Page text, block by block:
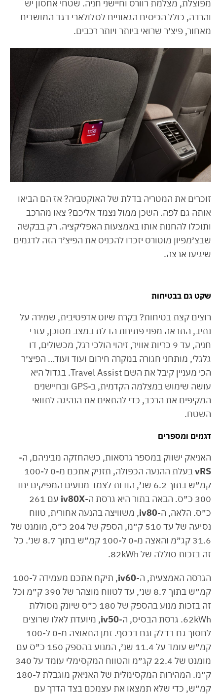
מפוצלת, מצלמת רוורס וחיישני חניה. שטחי אחסון יש
והרבה, כולל הכיסים הגאוניים לסלולארי בגב המושבים
מאחור, פיצ׳ר שרואי ביותר ויותר רכבים.
זוכרים את המטריה בדלת של האוקטביה? אז הם הביאו
אותה גם לפה. השכן ממול נצמד אליכם? צאו מהרכב
ותוכלו להחנות אותו באמצעות האפליקציה. רק בבקשה
שבצ׳מפיון מוטורס יזכרו להכניס את הפיצ׳ר הזה לדגמים
שיגיעו ארצה.
שקט גם בבטיחות
רוצים קצת בטיחות? בקרת שיוט אדפטיבית, שמירה על
נתיב, התראה מפני פתיחת הדלת במצב מסוכן, עזרי
חניה, עד 9 כריות אוויר, זיהוי הולכי רגל, מכשולים, דו
גלגלי, מותחני חגורה במקרה חירום ועוד ועוד… הפיצ׳ר
הכי מעניין קיבל את השם Travel Assist. בגדול היא
עושה שימוש במצלמה הקדמית, ב-GPS ובחיישנים
המקיפים את הרכב, כדי להתאים את הנהיגה לתוואי
השטח.
דגמים ומספרים
האניאק ישווק במספר גרסאות, כשהחזקה מביניהם, ה-
vRS
בעלת ההנעה הכפולה, תזניק אתכם מ-0 ל-100
קמ״ש בתוך 6.2 שנ׳, הודות לצמד מנועים המפיקים יחד
300 כ״ס. הבאה בתור היא גרסת ה-
iv80X
עם 261
כ״ס. הלאה, ה-iv80, משוויצה בהנעה אחורית, טווח
נסיעה של עד 510 ק״מ, הספק של 204 כ״ס, מומנט של
31.6 קג״מ והאצה מ-0 ל-100 קמ״ש בתוך 8.7 שנ׳. כל
זה בזכות סוללה של 82kWh.
הגרסה האמצעית, ה-iv60
, תיקח אתכם מעמידה ל-100
קמ״ש בתוך 8.7 שנ׳, עד לטווח מוצהר של 390 ק״מ וכל
זה בזכות מנוע בהספק של 180 כ״ס שיונק מסוללת
62kWh. גרסת הבסיס, ה-
iv50, מיועדת לאלו שרוצים
לחסוך גם בדלק וגם בכסף. זמן התאוצה מ-0 ל-100
קמ״ש עומד על 11.4 שנ׳, המנוע בהספק 150 כ״ס עם
מומנט של 22.4 קג״מ והטווח המקסימלי עומד על 340
ק״מ. המהירות המקסימלית של האניאק מוגבלת ל-180
קמ״ש, כדי שלא תמצאו את עצמכם בצד הדרך עם